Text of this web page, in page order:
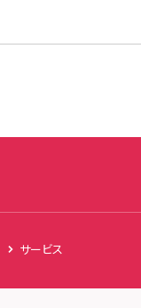
お客様の声 お
サービス